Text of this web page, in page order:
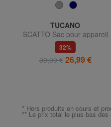
TUCANO
SCATTO Sac pour appareil
photo
32%
39,90 € 26,99 €
* Hors produits en cours et
** Le prix total le plus bas